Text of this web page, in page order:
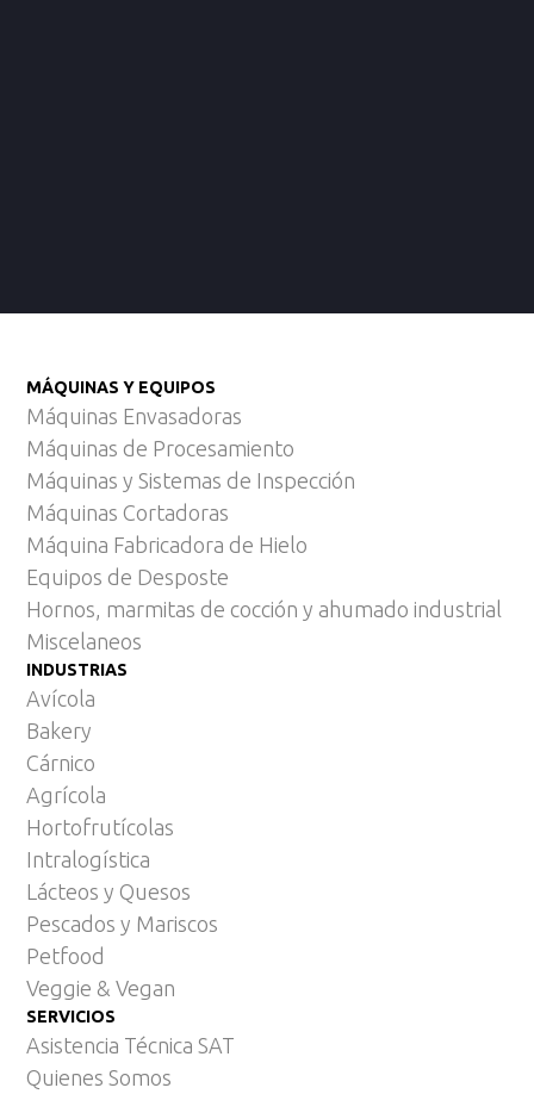
MÁQUINAS Y EQUIPOS
Máquinas Envasadoras
Máquinas de Procesamiento
Máquinas y Sistemas de Inspección
Máquinas Cortadoras
Máquina Fabricadora de Hielo
Equipos de Desposte
Hornos, marmitas de cocción y ahumado industrial
Miscelaneos
INDUSTRIAS
Avícola
Bakery
Cárnico
Agrícola
Hortofrutícolas
Intralogística
Lácteos y Quesos
Pescados y Mariscos
Petfood
Veggie & Vegan
SERVICIOS
Asistencia Técnica SAT
Quienes Somos